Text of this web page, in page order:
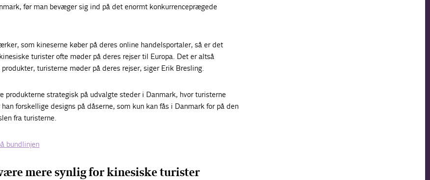
før man bevæger sig ind på det enormt konkurrenceprægede
som kineserne køber på deres online handelsportaler, så er det
turister ofte møder på deres rejser til Europa. Det er altså
turisterne møder på deres rejser, siger Erik Bresling.
produkterne strategisk på udvalgte steder i Danmark, hvor turisterne
forskellige designs på dåserne, som kun kan fås i Danmark for på den
fra turisterne.
bundlinjen
mere synlig for kinesiske turister